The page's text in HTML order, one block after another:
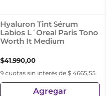
Hyaluron Tint Sérum
Labios L´Oreal Paris Tono
Worth It Medium
$41.990,00
9 cuotas sin interés de $ 4665,55
Agregar